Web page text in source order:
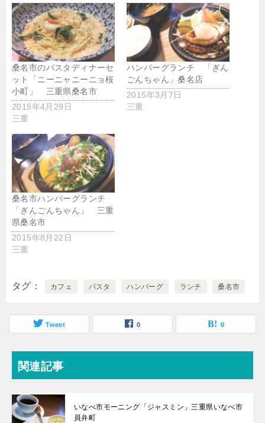
桑名市のパスタディナーセ
ット「ニーニャニーニョ桜
小町」 三重県桑名市
2015年4月29日
三重
ハンバーグランチ 「ぎん
ごんちゃん」桑名店
2015年3月7日
三重
桑名市ハンバーグランチ
「ぎんごんちゃん」 三重
県桑名市
2015年8月22日
三重
タグ カフェ パスタ ハンバーグ ランチ 桑名市
Tweet 0 0
関連記事
いなべ市モーニング「ジャスミン」三重県いなべ市
員弁町